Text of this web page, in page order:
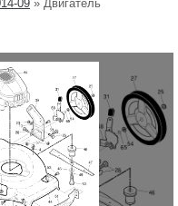
09 » Двигатель